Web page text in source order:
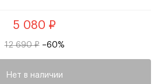
5 080 ₽
12 690 ₽ –60%
Нет в наличии